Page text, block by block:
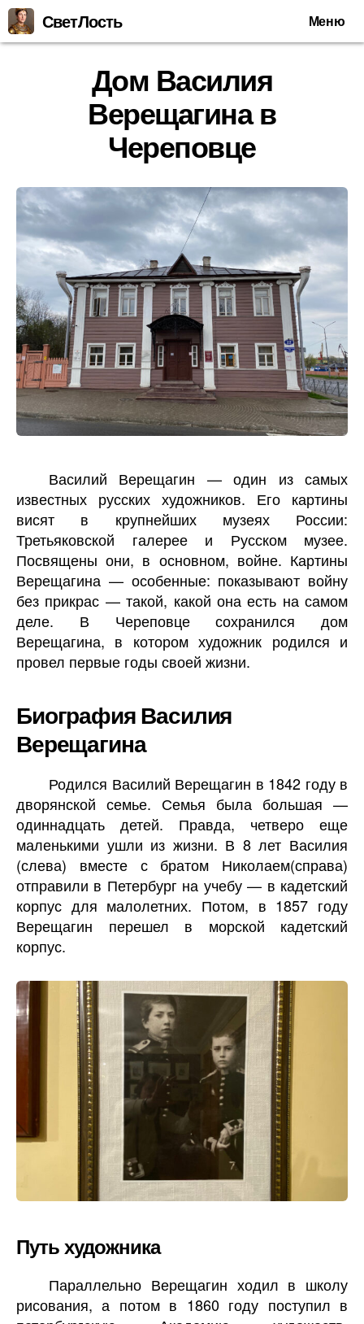
СветЛость Меню
Дом Василия
Верещагина в
Череповце
Василий Верещагин — один из самых
известных русских художников. Его картины
висят в крупнейших музеях России:
Третьяковской галерее и Русском музее.
Посвящены они, в основном, войне. Картины
Верещагина — особенные: показывают войну
без прикрас — такой, какой она есть на самом
деле. В Череповце сохранился дом
Верещагина, в котором художник родился и
провел первые годы своей жизни.
Биография Василия
Верещагина
Родился Василий Верещагин в 1842 году в
дворянской семье. Семья была большая —
одиннадцать детей. Правда, четверо еще
маленькими ушли из жизни. В 8 лет Василия
(слева) вместе с братом Николаем(справа)
отправили в Петербург на учебу — в кадетский
корпус для малолетних. Потом, в 1857 году
Верещагин перешел в морской кадетский
корпус.
Путь художника
Параллельно Верещагин ходил в школу
рисования, а потом в 1860 году поступил в